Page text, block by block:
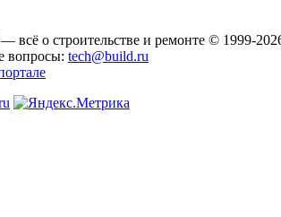
— всё о строительстве и ремонте © 1999-
вопросы: tech@build.ru